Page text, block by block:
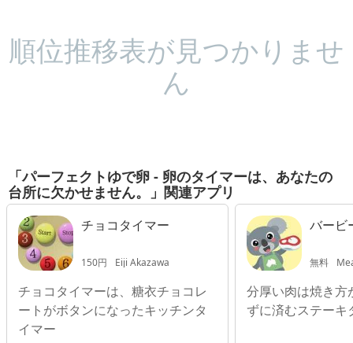
順位推移表が見つかりませ
ん
「パーフェクトゆで卵 - 卵のタイマーは、あなたの
台所に欠かせません。」関連アプリ
チョコタイマー
150円 Eiji Akazawa
チョコタイマーは、糖衣チョコレ
ートがボタンになったキッチンタ
イマー
バービ
無料 Meat
分厚い肉は焼き方
ずに済むステーキ